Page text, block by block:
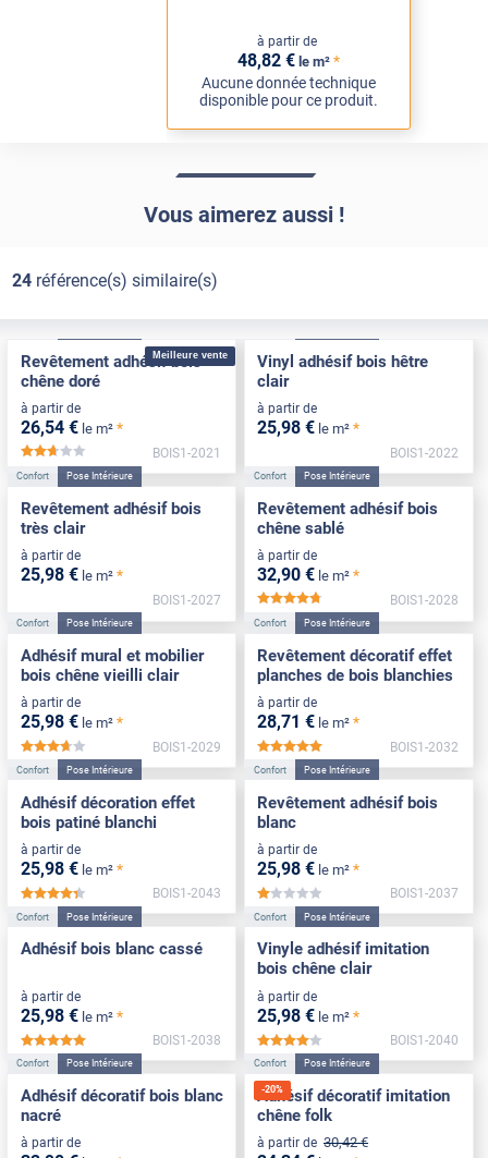
à partir de
48,82 € le m² *
Aucune donnée technique
disponible pour ce produit.
Vous aimerez aussi !
24référence(s) similaire(s)
Meilleure vente
Revêtement adhésif bois
chêne doré
à partir de
26,54 € le m² *
*****
BOIS1-2021
Vinyl adhésif bois hêtre
clair
à partir de
25,98 € le m² *
BOIS1-2022
Confort Pose Intérieure
Revêtement adhésif bois
très clair
à partir de
25,98 € le m² *
BOIS1-2027
Confort Pose Intérieure
Revêtement adhésif bois
chêne sablé
à partir de
32,90 € le m² *
*****
BOIS1-2028
Confort Pose Intérieure
Adhésif mural et mobilier
bois chêne vieilli clair
à partir de
25,98 € le m² *
*****
BOIS1-2029
Confort Pose Intérieure
Revêtement décoratif effet
planches de bois blanchies
à partir de
28,71 € le m² *
BOIS1-2032
Confort Pose Intérieure
Adhésif décoration effet
bois patiné blanchi
à partir de
25,98 € le m² *
*****
BOIS1-2043
Confort Pose Intérieure
Revêtement adhésif bois
blanc
à partir de
25,98 € le m² *
*****
BOIS1-2037
Confort Pose Intérieure
Adhésif bois blanc cassé
à partir de
25,98 € le m² *
*****
BOIS1-2038
Confort Pose Intérieure
Vinyle adhésif imitation
bois chêne clair
à partir de
25,98 € le m² *
*****
BOIS1-2040
Confort Pose Intérieure
Adhésif décoratif bois blanc
nacré
à partir de
-20%
Confort Pose Intérieure
Adhésif décoratif imitation
chêne folk
à partir de 30,42 €